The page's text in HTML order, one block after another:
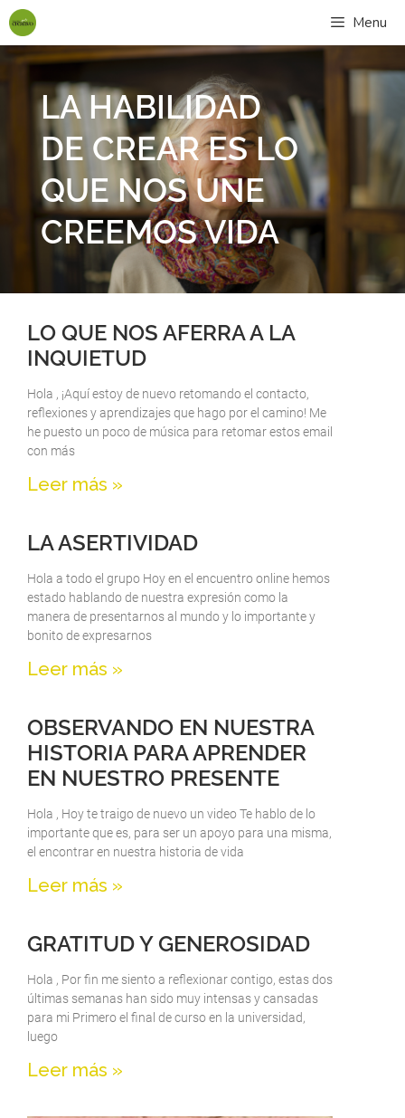
Menu
LA HABILIDAD
DE CREAR ES LO
QUE NOS UNE
CREEMOS VIDA
LO QUE NOS AFERRA A LA
INQUIETUD
Hola , ¡Aquí estoy de nuevo retomando el contacto,
reflexiones y aprendizajes que hago por el camino! Me
he puesto un poco de música para retomar estos email
con más
Leer más »
LA ASERTIVIDAD
Hola a todo el grupo Hoy en el encuentro online hemos
estado hablando de nuestra expresión como la
manera de presentarnos al mundo y lo importante y
bonito de expresarnos
Leer más »
OBSERVANDO EN NUESTRA
HISTORIA PARA APRENDER
EN NUESTRO PRESENTE
Hola , Hoy te traigo de nuevo un video Te hablo de lo
importante que es, para ser un apoyo para una misma,
el encontrar en nuestra historia de vida
Leer más »
GRATITUD Y GENEROSIDAD
Hola , Por fin me siento a reflexionar contigo, estas dos
últimas semanas han sido muy intensas y cansadas
para mi Primero el final de curso en la universidad,
luego
Leer más »